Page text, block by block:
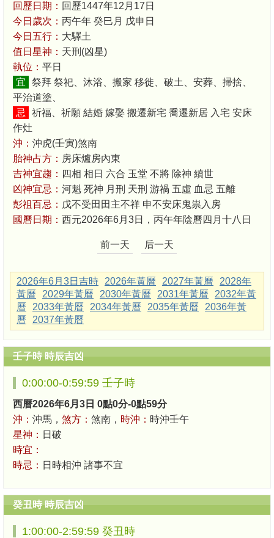
回歷日期： 回歷1447年12月17日
今日歲次： 丙午年 癸巳月 戊申日
今日五行： 大驛土
值日星神： 天刑(凶星)
執位： 平日
宜
祭拜 祭祀、沐浴、搬家 移徙、破土、安葬、掃捨、
平治道塗、
忌
祈福、祈願 結婚 嫁娶 搬遷新宅 喬遷新居 入宅 安床
作灶
沖： 沖虎(壬寅)煞南
胎神占方： 房床爐房內東
吉神宜趨： 四相 相日 六合 玉堂 不將 除神 續世
凶神宜忌： 河魁 死神 月刑 天刑 游禍 五虛 血忌 五離
彭祖百忌： 戊不受田田主不祥 申不安床鬼祟入房
國曆日期： 西元2026年6月3日，丙午年陰曆四月十八日
前一天 后一天
2026年6月3日吉時 2026年黃曆 2027年黃曆
2028年
黃曆
2029年黃曆 2030年黃曆 2031年黃曆
2032年黃
曆
2033年黃曆 2034年黃曆 2035年黃曆
2036年黃
曆
2037年黃曆
壬子時 時辰吉凶
0:00:00-0:59:59 壬子時
西曆2026年6月3日 0點0分-0點59分
沖： 沖馬， 煞方： 煞南， 時沖： 時沖壬午
星神： 日破
時宜：
時忌： 日時相沖 諸事不宜
癸丑時 時辰吉凶
1:00:00-2:59:59 癸丑時